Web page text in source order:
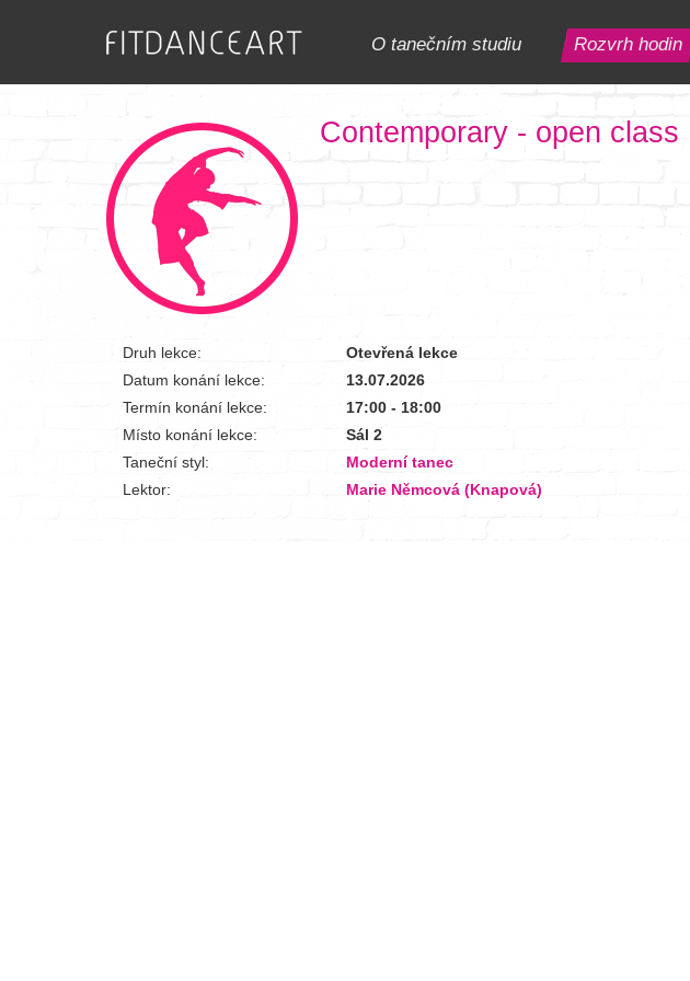
O tanečním studiu Rozvrh hodin
Contemporary - open class
Druh lekce:
Otevřená lekce
Datum konání lekce:
13.07.2026
Termín konání lekce:
17:00 - 18:00
Místo konání lekce:
Sál 2
Taneční styl:
Moderní tanec
Lektor:
Marie Němcová (Knapová)